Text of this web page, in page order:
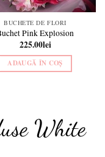
BUCHETE DE FLORI
Pink Explosion
225.00lei
ADAUGĂ ÎN COȘ
White